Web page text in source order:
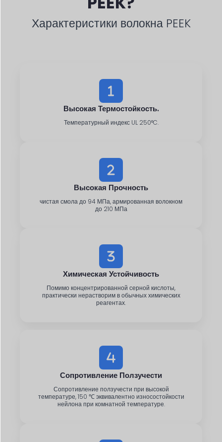
Характеристики волокна PEEK
Высокая Термостойкость.
Температурный индекс UL 250°C.
Высокая Прочность
чистая смола до 94 МПа, армированная волокном
до 210 МПа
Химическая Устойчивость
Помимо концентрированной серной кислоты,
практически нерастворим в обычных химических
реагентах.
Сопротивление Ползучести
Сопротивление ползучести при высокой
температуре, 150 ℃ эквивалентно износостойкости
нейлона при комнатной температуре.